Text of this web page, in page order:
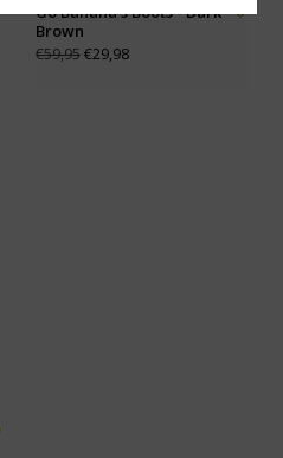
Go Banana's Boots - Dark
Brown
€59,95€29,98